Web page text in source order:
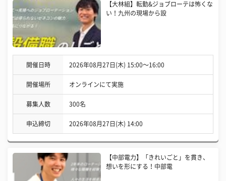
【大林組】転勤&ジョブローテは怖くな
い！九州の現場から設
開催日時 2026年08月27日(木) 15:00〜16:00
開催場所 オンラインにて実施
募集人数 300名
申込締切 2026年08月27日(木) 14:00
【中部電力】「きれいごと」を貫き、
想いを形にする！中部電